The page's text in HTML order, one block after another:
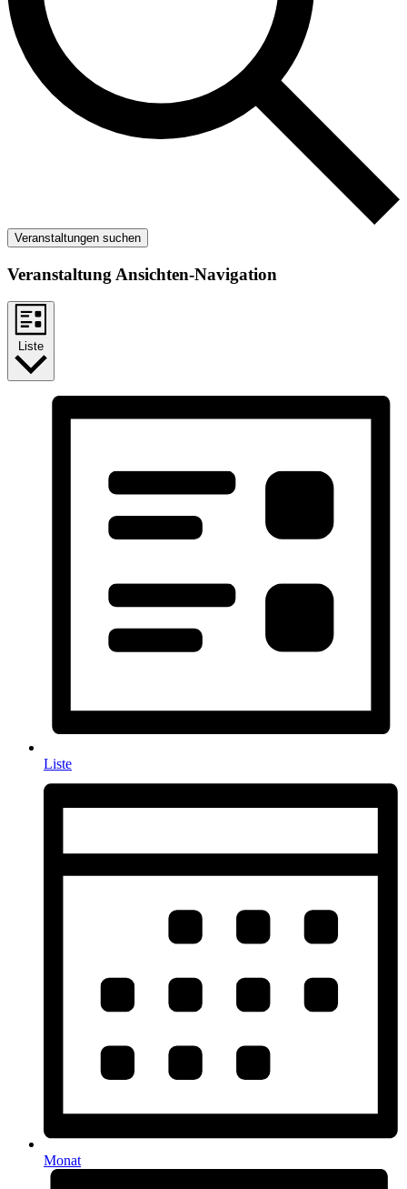
Veranstaltungen suchen
Veranstaltung Ansichten-Navigation
Liste
Liste
Monat